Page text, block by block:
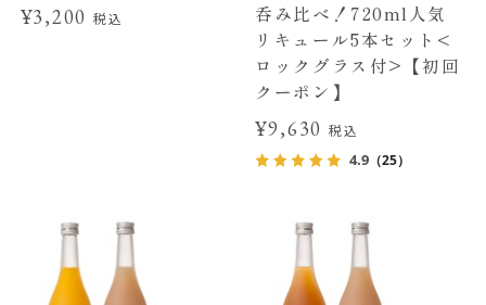
¥3,200税込
呑み比べ！720ml人気
リキュール5本セット<
ロックグラス付>【初回
クーポン】
¥9,630 税込
4.9 （25）